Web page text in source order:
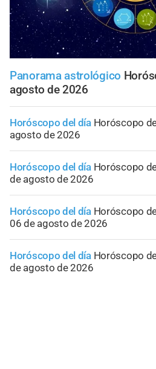
Panorama astrológico
agosto de 2026
Horóscopo del día Horóscopo
agosto de 2026
Horóscopo del día Horóscopo
de agosto de 2026
Horóscopo del día Horóscopo
06 de agosto de 2026
Horóscopo del día Horóscopo
de agosto de 2026